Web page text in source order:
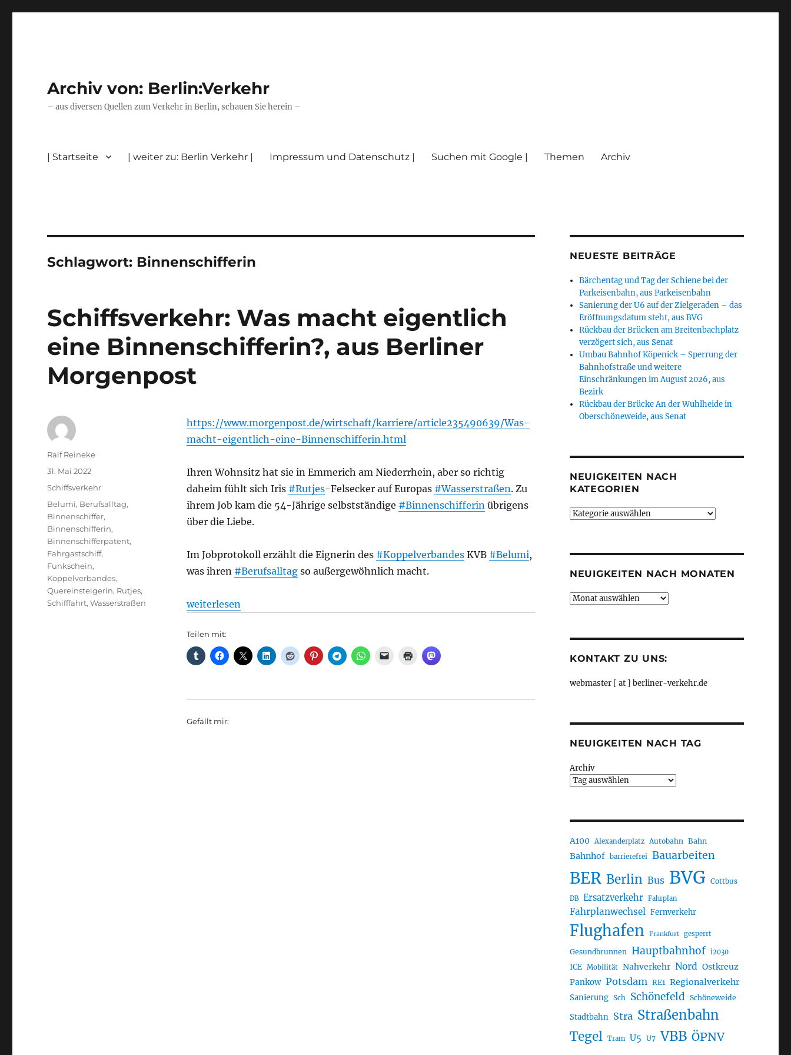
Archiv von: Berlin:Verkehr
– aus diversen Quellen zum Verkehr in Berlin, schauen Sie herein –
| Startseite | weiter zu: Berlin Verkehr | Impressum und Datenschutz | Suchen mit Google | Themen Archiv
Schlagwort: Binnenschifferin
Schiffsverkehr: Was macht eigentlich
eine Binnenschifferin?, aus Berliner
Morgenpost
https://www.morgenpost.de/wirtschaft/karriere/article235490639/Was-
macht-eigentlich-eine-Binnenschifferin.html
Ihren Wohnsitz hat sie in Emmerich am Niederrhein, aber so richtig
daheim fühlt sich Iris #Rutjes-Felsecker auf Europas #Wasserstraßen. Zu
ihrem Job kam die 54-Jährige selbstständige #Binnenschifferinübrigens
über die Liebe.
Im Jobprotokoll erzählt die Eignerin des #KoppelverbandesKVB #Belumi,
was ihren #Berufsalltagso außergewöhnlich macht.
„Schiffsverkehr: Was macht eigentlich eine Binnenschifferin?, aus Berliner Morgenpost“
weiterlesen
Teilen mit:
Gefällt mir:
Autor
Ralf Reineke
Veröffentlicht
am
31. Mai 2022
Kategorien
Schiffsverkehr
Schlagwörter
Belumi, Berufsalltag,
Binnenschiffer,
Binnenschifferin,
Binnenschifferpatent,
Fahrgastschiff,
Funkschein,
Koppelverbandes,
Quereinsteigerin, Rutjes,
Schifffahrt,Wasserstraßen
NEUESTE BEITRÄGE
Bärchentag und Tag der Schiene bei der
Parkeisenbahn, aus Parkeisenbahn
Sanierung der U6 auf der Zielgeraden – das
Eröffnungsdatum steht, aus BVG
Rückbau der Brücken am Breitenbachplatz
verzögert sich, aus Senat
Umbau Bahnhof Köpenick – Sperrung der
Bahnhofstraße und weitere
Einschränkungen im August 2026, aus
Bezirk
Rückbau der Brücke An der Wuhlheide in
Oberschöneweide, aus Senat
NEUIGKEITEN NACH
KATEGORIEN
Neuigkeiten
NEUIGKEITEN NACH MONATEN
Neuigkeiten
KONTAKT ZU UNS:
webmaster [ at ] berliner-verkehr.de
NEUIGKEITEN NACH TAG
Archiv
A100 Alexanderplatz Autobahn Bahn
Bahnhof barrierefrei Bauarbeiten
BER Berlin Bus BVG Cottbus
DB Ersatzverkehr Fahrplan
Fahrplanwechsel Fernverkehr
Flughafen Frankfurt gesperrt
Gesundbrunnen Hauptbahnhof i2030
ICE Mobilität Nahverkehr Nord Ostkreuz
Pankow Potsdam RE1 Regionalverkehr
Sanierung Sch Schönefeld Schöneweide
Stadtbahn Stra Straßenbahn
Tegel Tram U5 U7 VBB ÖPNV